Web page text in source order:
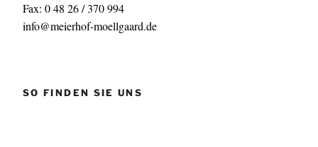
Fax: 0 48 26 / 370 994
info@meierhof-moellgaard.de
SO FINDEN SIE UNS